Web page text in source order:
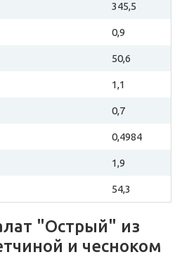
345,5
0,9
50,6
1,1
0,7
0,4984
1,9
54,3
"Острый" из
и чесноком